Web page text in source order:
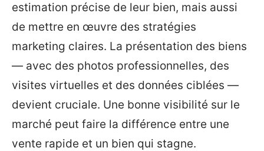
estimation précise de leur bien, mais aussi
de mettre en œuvre des stratégies
marketing claires. La présentation des biens
— avec des photos professionnelles, des
visites virtuelles et des données ciblées —
devient cruciale. Une bonne visibilité sur le
marché peut faire la différence entre une
vente rapide et un bien qui stagne.